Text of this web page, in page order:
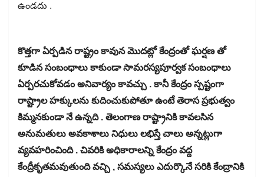
ఉండదు .
కొత్తగా ఏర్పడిన రాష్ట్రం కావున మొదట్లో కేంద్రంతో ఘర్షణ తో
కూడిన సంబంధాలు కాకుండా సామరస్యపూర్వక సంబంధాలు
ఏర్పరచుకోవడం అనివార్యం కావచ్చు . కానీ కేంద్రం స్పష్టంగా
రాష్ట్రాల హక్కులను కుదించుకుపోతూ ఉంటే తెరాస ప్రభుత్వం
కిమ్మనకుండా నే ఉన్నది . తెలంగాణ రాష్ట్రానికి కావలసిన
అనుమతులు అవకాశాలు నిధులు లభిస్తే చాలు అన్నట్లుగా
వ్యవహరించింది . చివరికి అధికారాలన్ని కేంద్రం వద్ద
కేంద్రీకృతమవుతుంది వచ్చి , సమస్యలు ఎదుర్కొనే సరికి కేంద్రానికి